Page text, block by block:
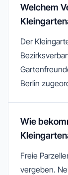
Welchem
Der
Berlin
Wie
Freie
vergeben.